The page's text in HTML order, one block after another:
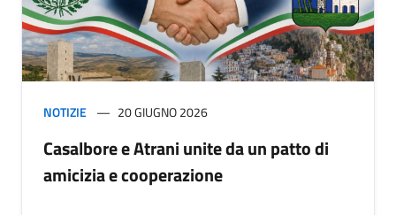
NOTIZIE 20 GIUGNO 2026
Casalbore e Atrani unite da un patto di
amicizia e cooperazione